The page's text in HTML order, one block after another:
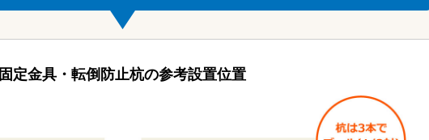
固定金具・転倒防止杭の参考設置位置